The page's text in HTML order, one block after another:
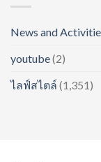
News and
youtube(2)
ไลฟ์สไตล์ (1,351)